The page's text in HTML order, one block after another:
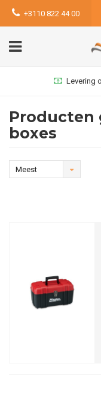
+3110 822 44 00
Levering
Producten
boxes
Meest